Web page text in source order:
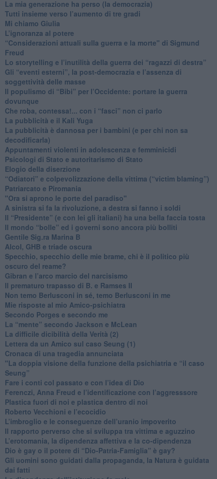
​La mia generazione ha perso (la democrazia)
​Tutti insieme verso l’aumento di tre gradi
Mi chiamo Giulia
L’ignoranza al potere
​“Considerazioni attuali sulla guerra e la morte" di Sigmund
Freud
​Lo storytelling e l’inutilità della guerra dei “ragazzi di destra”
​Gli “eventi esterni”, la post-democrazia e l’assenza di
soggettività delle masse
​Il populismo di “Bibi” per l’Occidente: portare la guerra
dovunque
​Che roba, contessa!... con i “fasci” non ci parlo
La pubblicità e il Kali Yuga
​La pubblicità è dannosa per i bambini (e per chi non sa
decodificarla)
​Appuntamenti violenti in adolescenza e femminicidi
​Psicologi di Stato e autoritarismo di Stato
Elogio della diserzione
“Odiatori” e colpevolizzazione della vittima (“victim blaming”)
​Patriarcato e Piromania
"Ora si aprono le porte del paradiso"
​A sinistra si fa la rivoluzione, a destra si fanno i soldi
​Il “Presidente” (e con lei gli italiani) ha una bella faccia tosta
​Il mondo “bolle” ed i governi sono ancora più bolliti
​Gentile Sig.ra Marina B
​Alcol, GHB e triade oscura
​Specchio, specchio delle mie brame, chi è il politico più
oscuro del reame?
​Gibran e l’arco marcio del narcisismo
​Il prematuro trapasso di B. e Ramses II
​Non temo Berlusconi in sé, temo Berlusconi in me
​Mie risposte al mio Amico-psichiatra
​Secondo Porges e secondo me
​La “mente” secondo Jackson e McLean
La difficile dicibilità della Verità (2)
​Lettera da un Amico sul caso Seung (1)
​Cronaca di una tragedia annunciata
"​La doppia visione della funzione della psichiatria e “il caso
Seung”
​Fare i conti col passato e con l’idea di Dio
​Ferenczi, Anna Freud e l’identificazione con l’aggresssore
Plastica fuori di noi e plastica dentro di noi
​Roberto Vecchioni e l’ecocidio
​L’imbroglio e le conseguenze dell’uranio impoverito
​Il rapporto perverso che si sviluppa tra vittima e aguzzino
L’erotomania, la dipendenza affettiva e la co-dipendenza
​Dio è gay o il potere di “Dio-Patria-Famiglia” è gay?
​Gli uomini sono guidati dalla propaganda, la Natura è guidata
dai fatti